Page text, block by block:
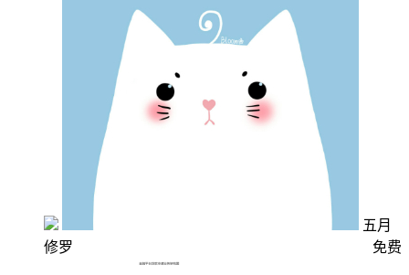
五月
修罗
免费